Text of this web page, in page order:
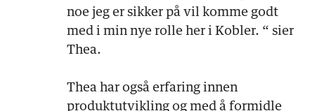
noe jeg er sikker på vil komme godt
med i min nye rolle her i Kobler. “ sier
Thea.
Thea har også erfaring innen
produktutvikling og med å formidle